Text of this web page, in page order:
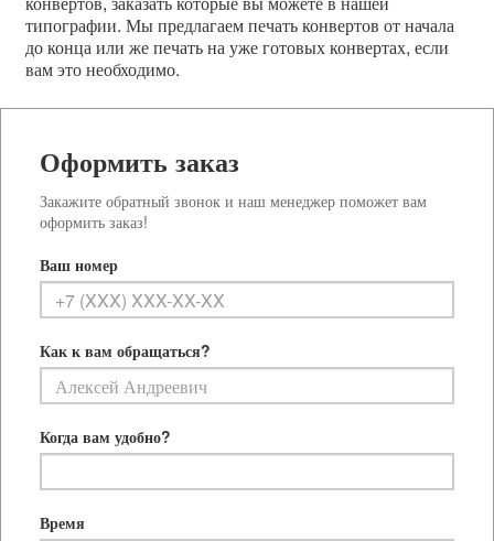
типографии. Мы предлагаем печать конвертов от начала
до конца или же печать на уже готовых конвертах, если
вам это необходимо.
Оформить заказ
Закажите обратный звонок и наш менеджер поможет вам
оформить заказ!
Ваш номер
Как к вам обращаться?
Когда вам удобно?
Время